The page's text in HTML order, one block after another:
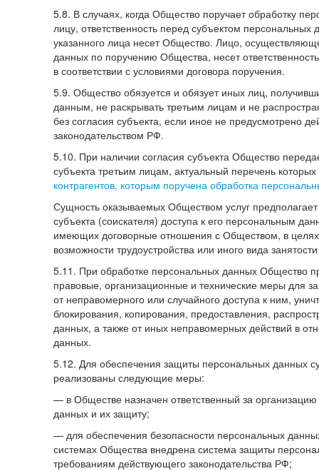
5.8. В случаях, когда Общество поручает обработку
лицу, ответственность перед субъектом персональных
указанного лица несет Общество. Лицо,
данных по поручению Общества, несет
в соответствии с условиями договора поручения.
5.9. Общество обязуется и обязует иных лиц,
данным, не раскрывать третьим лицам и не
без согласия субъекта, если иное не предусмотрено
законодательством РФ.
5.10. При наличии согласия субъекта Общество
субъекта третьим лицам, актуальный перечень
контрагентов, которым поручена обработка
Сущность оказываемых Обществом услуг
субъекта (соискателя) доступа к его персональным
имеющих договорные отношения с Обществом, в
возможности трудоустройства или иного вида
5.11. При обработке персональных данных Общество
правовые, организационные и технические меры для
от неправомерного или случайного доступа к ним,
блокирования, копирования, предоставления,
данных, а также от иных неправомерных действий в
данных.
5.12. Для обеспечения защиты персональных данных
реализованы следующие меры:
— в Обществе назначен ответственный за
данных и их защиту;
— для обеспечения безопасности персональных
системах Общества внедрена система защиты
требованиям действующего законодательства РФ;